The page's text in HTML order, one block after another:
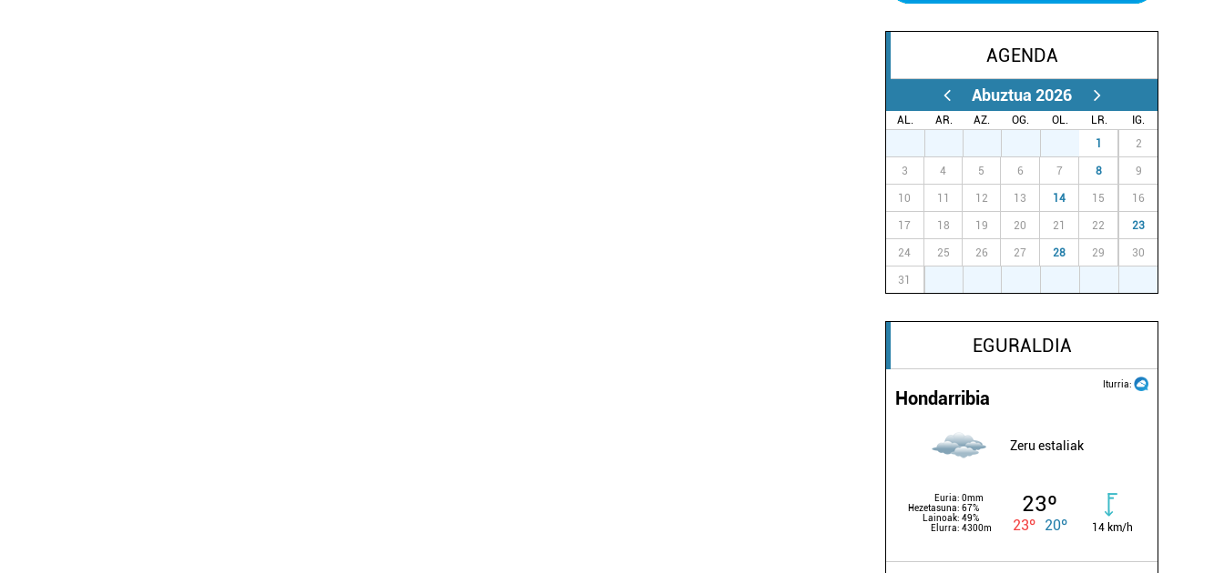
AGENDA
Abuztua 2026
AL. AR. AZ. OG. OL. LR.
IG.
1 2
3 4 5 6 7 8 9
10 11 12 13 14 15 16
17 18 19 20 21 22 23
24 25 26 27 28 29 30
31
EGURALDIA
Iturria:
Hondarribia
Zeru estaliak
Euria: 0mm
Hezetasuna: 67%
Lainoak: 49%
Elurra: 4300m
23º
23º 20º 14 km/h